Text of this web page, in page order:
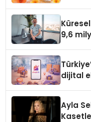
9,6
dijital
Ayla